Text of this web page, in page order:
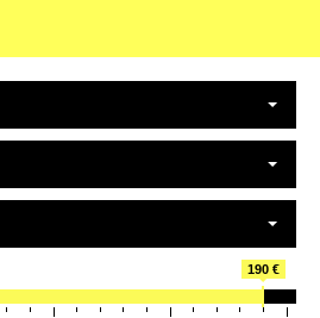
190 €